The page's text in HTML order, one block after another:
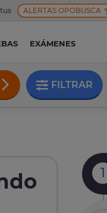
ALERTAS OPOBUSCA
EXÁMENES
FILTRAR
1